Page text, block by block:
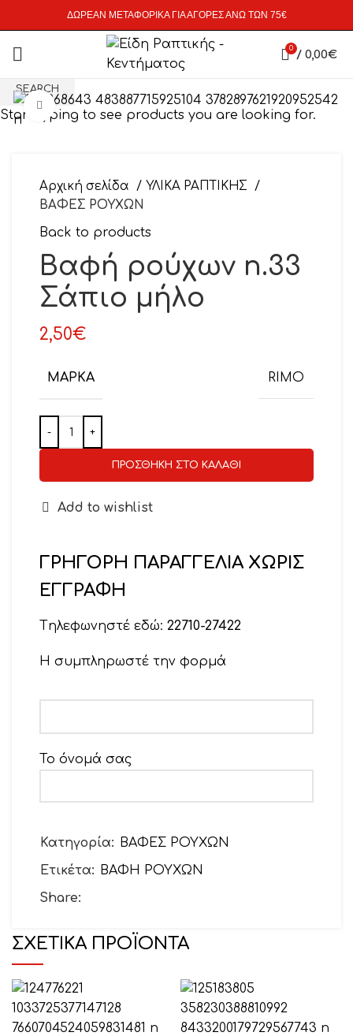
ΔΩΡΕΑΝ ΜΕΤΑΦΟΡΙΚΑ ΓΙΑ ΑΓΟΡΕΣ ΑΝΩ ΤΩΝ 75€
0 / 0,00€
Click to enlarge
Αρχική σελίδα
ΥΛΙΚΑ ΡΑΠΤΙΚΗΣ
ΒΑΦΕΣ ΡΟΥΧΩΝ
Back to products
Βαφή ρούχων n.33
Σάπιο μήλο
2,50€
ΜΆΡΚΑ RIMO
ΠΡΟΣΘΉΚΗ ΣΤΟ ΚΑΛΆΘΙ
Add to wishlist
ΓΡΗΓΟΡΗ ΠΑΡΑΓΓΕΛΙΑ ΧΩΡΙΣ
ΕΓΓΡΑΦΗ
Tηλεφωνηστέ εδώ: 22710-27422
Η συμπληρωστέ την φορμά
Το όνομά σας
Θέμα
Το μήνυμά σας (προαιρετικό)
Κατηγορία:
ΒΑΦΕΣ ΡΟΥΧΩΝ
Ετικέτα:
ΒΑΦΗ ΡΟΥΧΩΝ
Share:
ΣΧΕΤΙΚΆ ΠΡΟΪΌΝΤΑ
SEARCH
Start typing to see products you are looking for.